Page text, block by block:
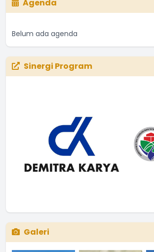
Agenda
Belum ada agenda
Sinergi Program
Galeri